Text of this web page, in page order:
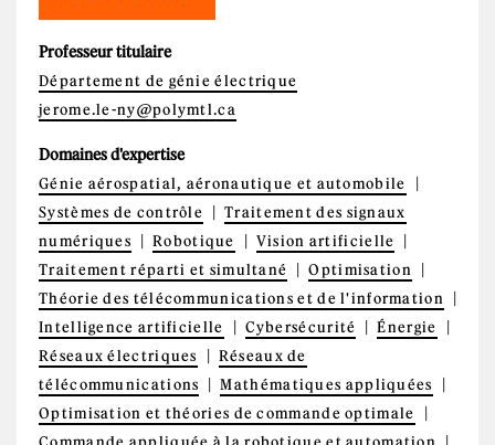
Professeur titulaire
Département de génie électrique
jerome.le-ny@polymtl.ca
Domaines d'expertise
Génie aérospatial, aéronautique et automobile
Systèmes de contrôle
Traitement des signaux
numériques
Robotique
Vision artificielle
Traitement réparti et simultané
Optimisation
Théorie des télécommunications et de l'information
Intelligence artificielle
Cybersécurité
Énergie
Réseaux électriques
Réseaux de
télécommunications
Mathématiques appliquées
Optimisation et théories de commande optimale